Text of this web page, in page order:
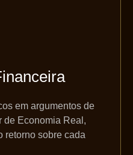
em argumentos de
de Economia Real,
retorno sobre cada